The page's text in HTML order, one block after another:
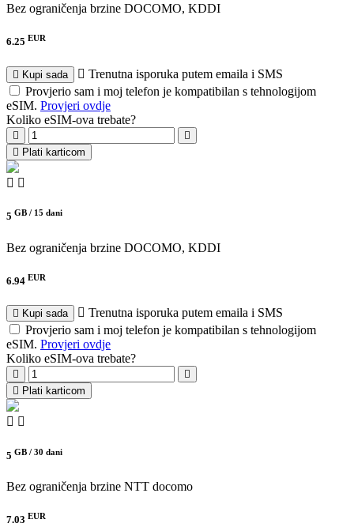
Bez ograničenja brzine DOCOMO, KDDI
6.25 EUR
Kupi sada
Trenutna isporuka putem emaila i SMS
Provjerio sam i moj telefon je kompatibilan s tehnologijom
eSIM. Provjeri ovdje
Koliko eSIM-ova trebate?
Plati karticom
5 GB / 15 dani
Bez ograničenja brzine DOCOMO, KDDI
6.94 EUR
Kupi sada
Trenutna isporuka putem emaila i SMS
Provjerio sam i moj telefon je kompatibilan s tehnologijom
eSIM. Provjeri ovdje
Koliko eSIM-ova trebate?
Plati karticom
5 GB / 30 dani
Bez ograničenja brzine NTT docomo
7.03 EUR